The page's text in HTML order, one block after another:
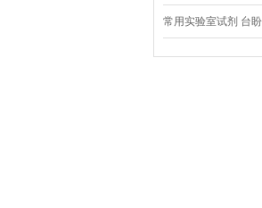
菌
常用实验室试剂 台